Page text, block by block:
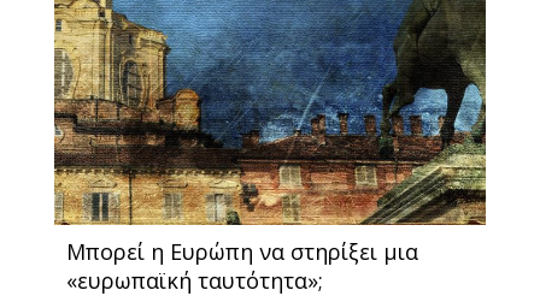
Μπορεί η Ευρώπη να στηρίξει μια
«ευρωπαϊκή ταυτότητα»;